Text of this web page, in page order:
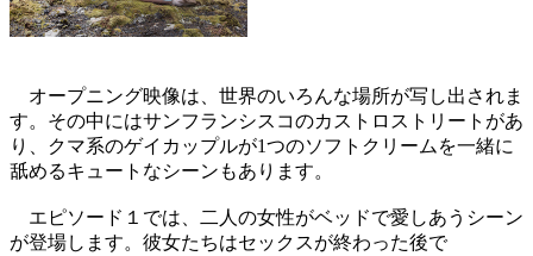
オープニング映像は、世界のいろんな場所が写し出されま
す。その中にはサンフランシスコのカストロストリートがあ
り、クマ系のゲイカップルが1つのソフトクリームを一緒に
舐めるキュートなシーンもあります。
エピソード１では、二人の女性がベッドで愛しあうシーン
が登場します。彼女たちはセックスが終わった後で